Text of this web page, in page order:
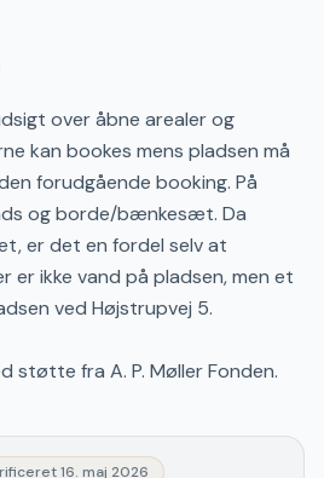
over åbne arealer og
kan bookes mens pladsen må
forudgående booking. På
og borde/bænkesæt. Da
er det en fordel selv at
er ikke vand på pladsen, men et
ved Højstrupvej 5.
støtte fra A. P. Møller Fonden.
16. maj 2026